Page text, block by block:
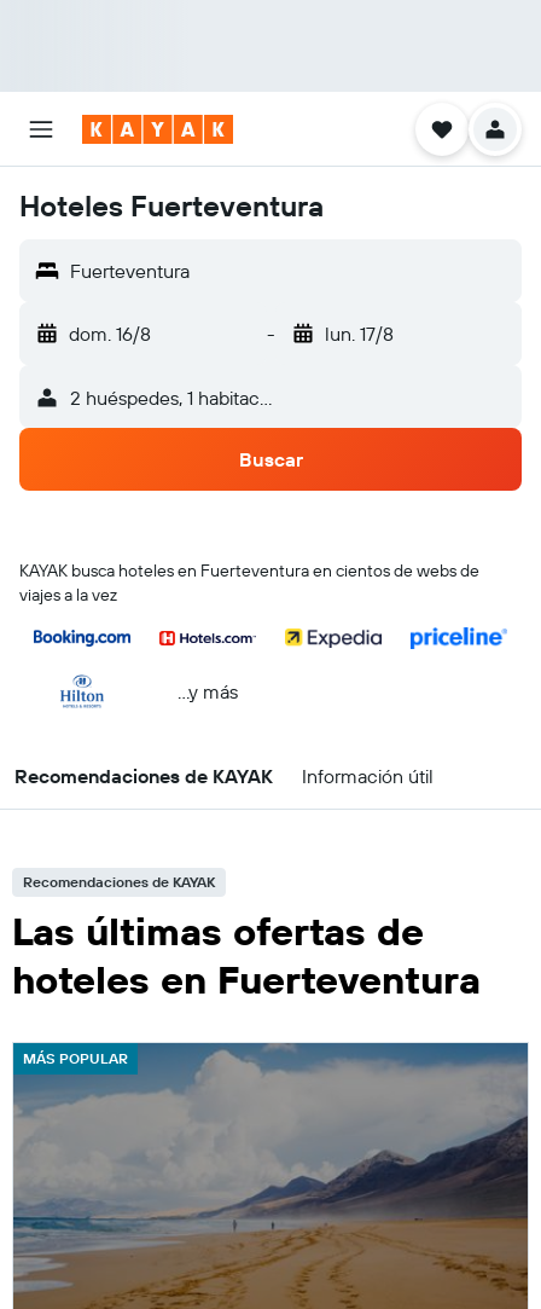
Hoteles Fuerteventura
Fuerteventura
dom. 16/8 - lun. 17/8
2 huéspedes, 1 habitación
Buscar
KAYAK busca hoteles en Fuerteventura en cientos de webs de
viajes a la vez
...y más
Recomendaciones de KAYAK Información útil
Recomendaciones de KAYAK
Las últimas ofertas de
hoteles en Fuerteventura
MÁS POPULAR